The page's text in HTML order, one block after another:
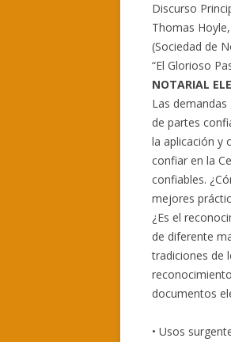
Discurso
Thomas
(Sociedad de
“El Glorioso
NOTARIAL
Las
de partes
la aplicación y
confiar en la
confiables.
mejores
¿Es el
de diferente
tradiciones de
documentos
• Usos